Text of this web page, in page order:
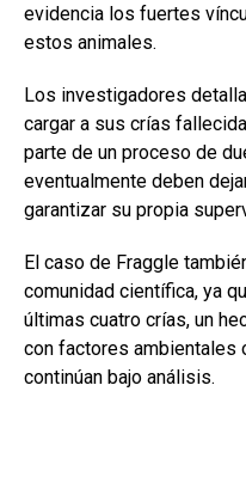
evidencia los fuertes
estos animales.
Los investigadores
cargar a sus crías
parte de un proceso de
eventualmente deben
garantizar su propia
El caso de Fraggle
comunidad científica, ya
últimas cuatro crías, un
con factores ambientales
continúan bajo análisis.